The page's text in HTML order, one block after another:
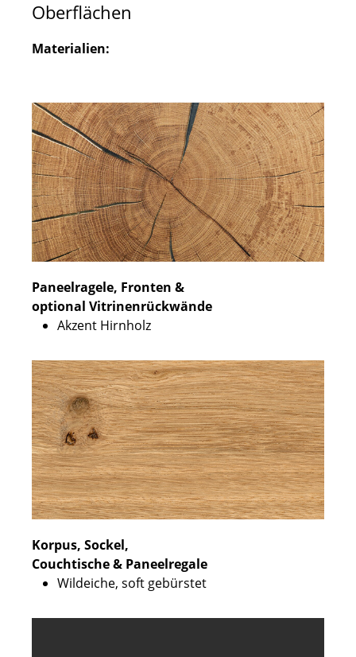
Oberflächen
Materialien:
Paneelragele, Fronten &
optional Vitrinenrückwände
Akzent Hirnholz
Korpus, Sockel,
Couchtische & Paneelregale
Wildeiche, soft gebürstet